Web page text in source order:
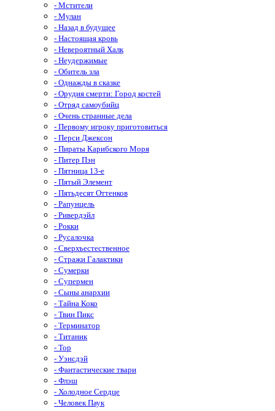
- Мстители
- Мулан
- Назад в будущее
- Настоящая кровь
- Невероятный Халк
- Неудержимые
- Обитель зла
- Однажды в сказке
- Орудия смерти: Город костей
- Отряд самоубийц
- Очень странные дела
- Первому игроку приготовиться
- Перси Джексон
- Пираты Карибского Моря
- Питер Пэн
- Пятница 13-е
- Пятый Элемент
- Пятьдесят Оттенков
- Рапунцель
- Ривердэйл
- Рокки
- Русалочка
- Сверхъестественное
- Стражи Галактики
- Сумерки
- Супермен
- Сыны анархии
- Тайна Коко
- Твин Пикс
- Терминатор
- Титаник
- Тор
- Уэнсдэй
- Фантастические твари
- Флэш
- Холодное Сердце
- Человек Паук